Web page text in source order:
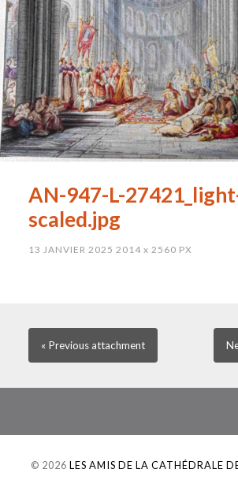
AN-947-L-
scaled.jpg
13 JANVIER 2025 2014 x 2560 PX
« Previousattachment
© 2026 LES AMIS DE LA CATHÉDRALE